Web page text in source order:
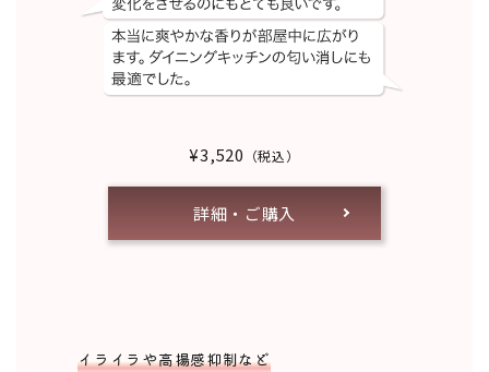
¥3,520 （税込）
詳細・ご購入
イライラや高揚感抑制など